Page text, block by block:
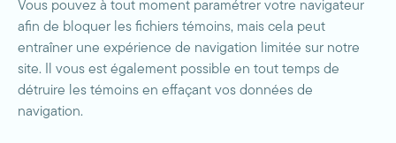
Vous pouvez à tout moment paramétrer votre navigateur
afin de bloquer les fichiers témoins, mais cela peut
entraîner une expérience de navigation limitée sur notre
site. Il vous est également possible en tout temps de
détruire les témoins en effaçant vos données de
navigation.